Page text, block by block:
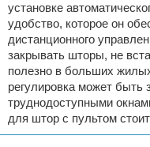
установке
удобство, которое он
дистанционного
закрывать шторы, не
полезно в больших
регулировка может быть
труднодоступными
для штор с пультом